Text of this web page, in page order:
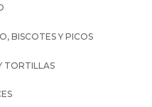
BISCOTES Y PICOS
TORTILLAS